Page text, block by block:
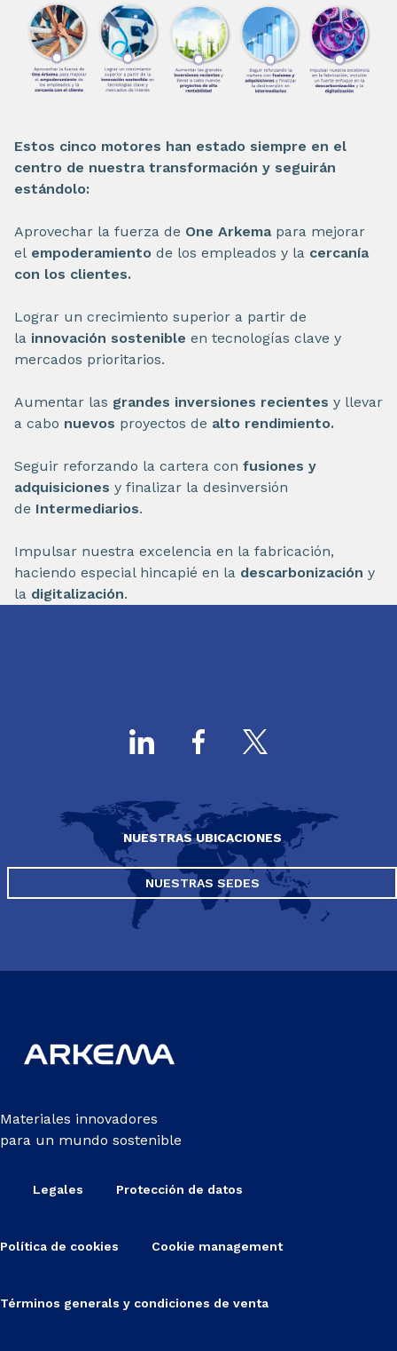
Estos cinco motores han estado siempre en el
centro de nuestra transformación y seguirán
estándolo:
Aprovechar la fuerza de One Arkemapara mejorar
el empoderamiento de los empleados y la cercanía
con los clientes.
Lograr un crecimiento superior a partir de
la innovación sostenible en tecnologías clave y
mercados prioritarios.
Aumentar las grandes inversiones recientes y llevar
a cabo nuevos proyectos de alto rendimiento.
Seguir reforzando la cartera con fusiones y
adquisiciones y finalizar la desinversión
de Intermediarios.
Impulsar nuestra excelencia en la fabricación,
haciendo especial hincapié en la descarbonización y
la digitalización.
NUESTRAS UBICACIONES
NUESTRAS SEDES
Materiales innovadores
para un mundo sostenible
Legales Protección de datos
Política de cookies Cookie management
Términos generals y condiciones de venta